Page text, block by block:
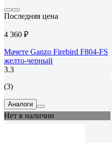
Последняя цена
4 360 ₽
Мачете Ganzo Firebird F804-FS
желто-черный
3.3
(3)
Аналоги
Нет в наличии